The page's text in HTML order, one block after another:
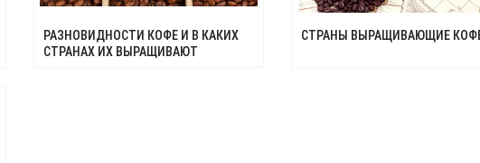
РАЗНОВИДНОСТИ КОФЕ И В КАКИХ
СТРАНАХ ИХ ВЫРАЩИВАЮТ
СТРАНЫ ВЫРАЩИВАЮЩИЕ